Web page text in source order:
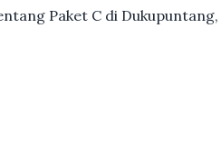
Paket C di Dukupuntang,